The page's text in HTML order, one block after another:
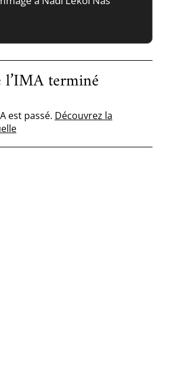
l’IMA terminé
est passé. Découvrez la